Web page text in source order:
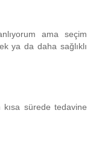
ama seçim
ya da daha sağlıklı
sürede tedavine